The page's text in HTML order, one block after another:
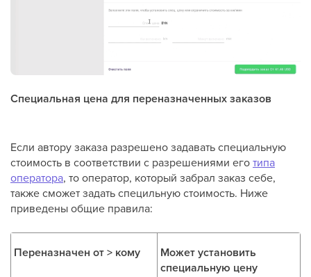
Специальная цена для переназначенных заказов
Если автору заказа разрешено задавать специальную
стоимость в соответствии с разрешениями еготипа
оператора, то оператор, который забрал заказ себе,
также сможет задать специльную стоимость. Ниже
приведены общие правила:
Переназначен от > кому
Может установить
специальную цену